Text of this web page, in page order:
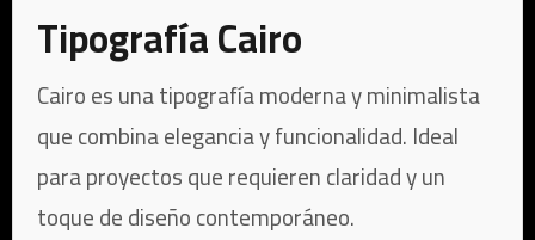
Tipografía Cairo
Cairo es una tipografía moderna y minimalista
que combina elegancia y funcionalidad. Ideal
para proyectos que requieren claridad y un
toque de diseño contemporáneo.